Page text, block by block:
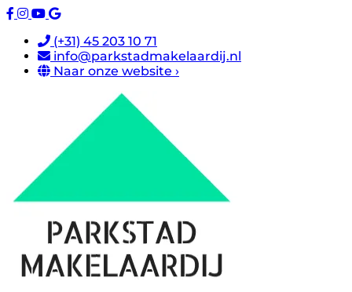
(+31) 45 203 10 71
info@parkstadmakelaardij.nl
Naar onze website ›